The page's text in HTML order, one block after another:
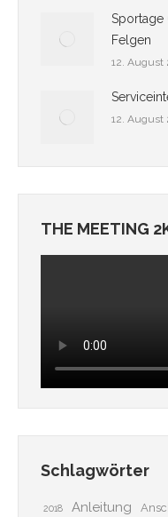
Sportage
Felgen
12. August
12. August
THE MEETING
Schlagwörter
2018 Anleitung